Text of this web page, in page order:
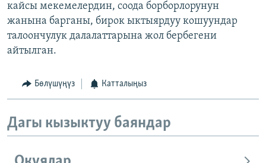
кайсы мекемелердин, соода борборлорунун
жанына барганы, бирок ыктыярдуу кошуундар
талоончулук далалаттарына жол бербегени
айтылган.
Бөлүшүңүз Катталыңыз
Дагы кызыктуу баяндар